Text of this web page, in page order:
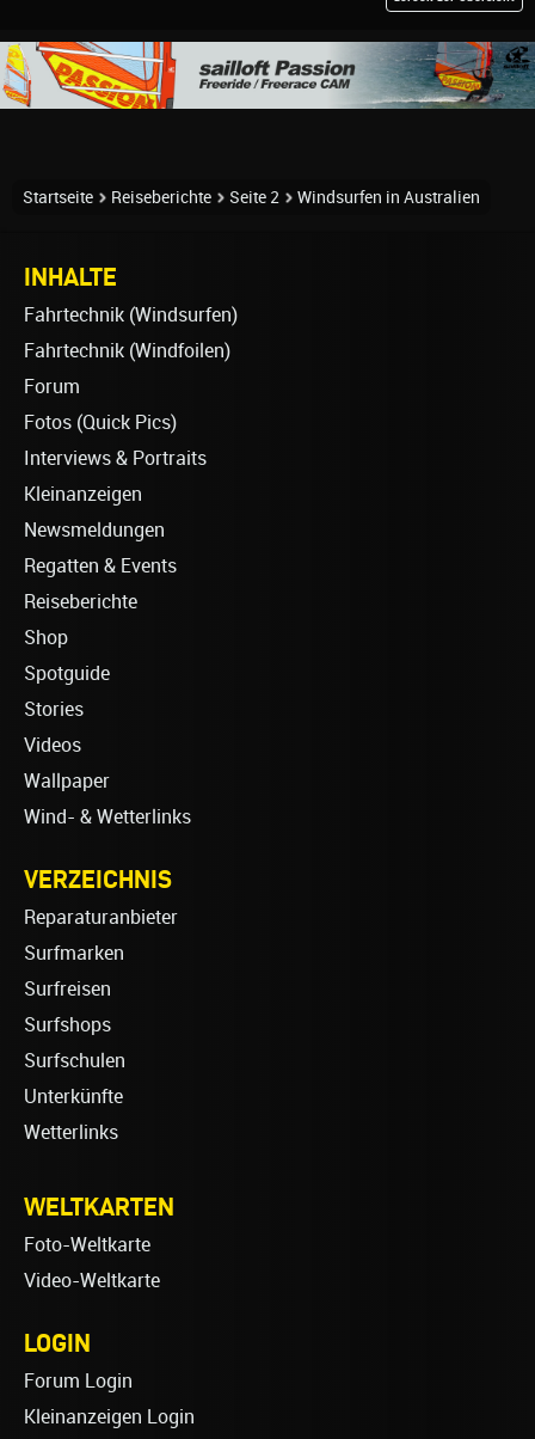
Startseite Reiseberichte Seite 2 Windsurfen in Australien
INHALTE
Fahrtechnik (Windsurfen)
Fahrtechnik (Windfoilen)
Forum
Fotos (Quick Pics)
Interviews & Portraits
Kleinanzeigen
Newsmeldungen
Regatten & Events
Reiseberichte
Shop
Spotguide
Stories
Videos
Wallpaper
Wind- & Wetterlinks
VERZEICHNIS
Reparaturanbieter
Surfmarken
Surfreisen
Surfshops
Surfschulen
Unterkünfte
Wetterlinks
WELTKARTEN
Foto-Weltkarte
Video-Weltkarte
LOGIN
Forum Login
Kleinanzeigen Login